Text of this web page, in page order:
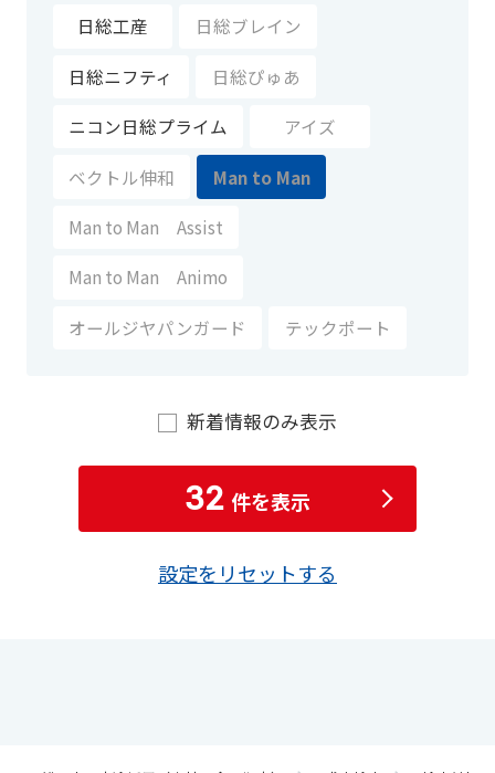
日総工産 日総ブレイン
日総ニフティ 日総ぴゅあ
ニコン日総プライム アイズ
ベクトル伸和 Man to Man
Man to Man Assist
Man to Man Animo
オールジヤパンガード テックポート
新着情報のみ表示
32 件を表示
設定をリセットする